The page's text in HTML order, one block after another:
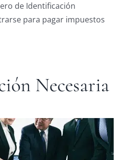
de Identificación
para pagar impuestos
Necesaria